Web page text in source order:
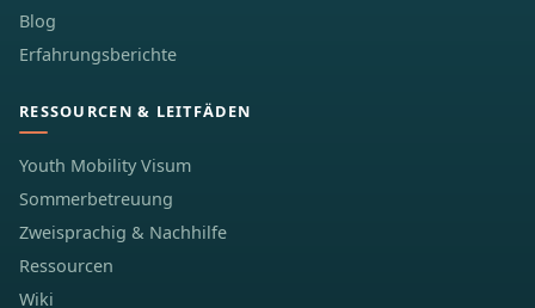
Blog
Erfahrungsberichte
RESSOURCEN & LEITFÄDEN
Youth Mobility Visum
Sommerbetreuung
Zweisprachig & Nachhilfe
Ressourcen
Wiki